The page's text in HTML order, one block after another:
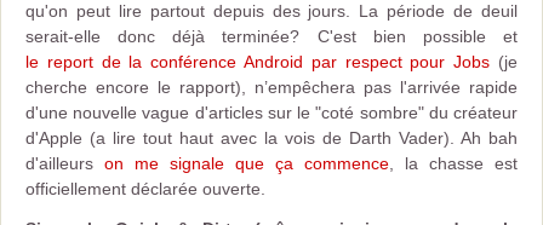
qu'on peut lire partout depuis des jours. La période de deuil
serait-elle donc déjà terminée? C'est bien possible et
le report de la conférence Android par respect pour Jobs (je
cherche encore le rapport), n’empêchera pas l'arrivée rapide
d'une nouvelle vague d'articles sur le "coté sombre" du créateur
d'Apple (a lire tout haut avec la vois de Darth Vader). Ah bah
d'ailleurs on me signale que ça commence , la chasse est
officiellement déclarée ouverte.